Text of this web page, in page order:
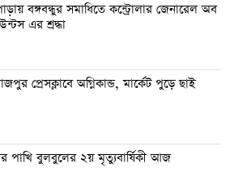
বঙ্গবন্ধুর সমাধিতে কন্ট্রোলার জেনারেল অব
এর শ্রদ্ধা
প্রেসক্লাবে অগ্নিকান্ড, মার্কেট পুড়ে ছাই
পাখি বুলবুলের ২য় মৃত্যুবার্ষিকী আজ